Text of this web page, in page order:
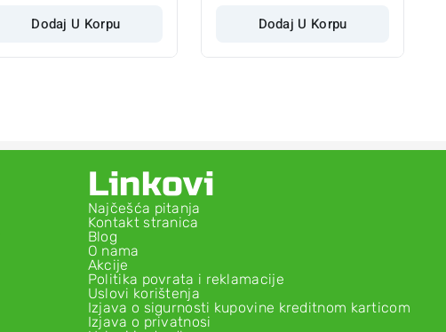
Dodaj U Korpu Dodaj U Korpu
Linkovi
Najčešća pitanja
Kontakt stranica
Blog
O nama
Akcije
Politika povrata i reklamacije
Uslovi korištenja
Izjava o sigurnosti kupovine kreditnom karticom
Izjava o privatnosi